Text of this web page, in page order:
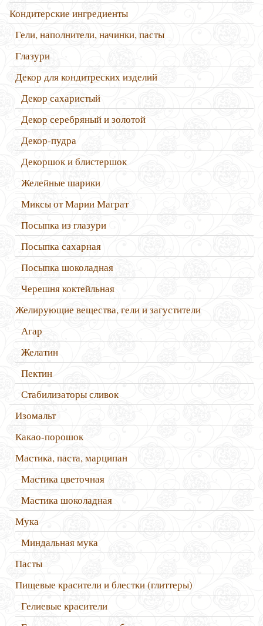
Кондитерские ингредиенты
Гели, наполнители, начинки, пасты
Глазури
Декор для кондитреских изделий
Декор сахаристый
Декор серебряный и золотой
Декор-пудра
Декоршок и блистершок
Желейные шарики
Миксы от Марии Маграт
Посыпка из глазури
Посыпка сахарная
Посыпка шоколадная
Черешня коктейльная
Желирующие вещества, гели и загустители
Агар
Желатин
Пектин
Стабилизаторы сливок
Изомальт
Какао-порошок
Мастика, паста, марципан
Мастика цветочная
Мастика шоколадная
Мука
Миндальная мука
Пасты
Пищевые красители и блестки (глиттеры)
Гелиевые красители